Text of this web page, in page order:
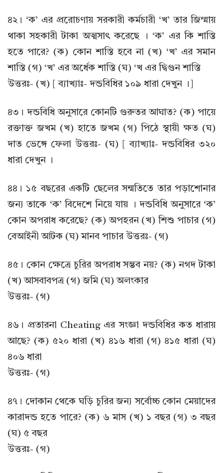
৪২। ‘ক’ এর প্ররোচণায় সরকারী কর্মচারী ‘খ’ তার জিম্মায়
থাকা সহকারী টাকা অত্মসাৎ করেছে । ‘ক’ এর কি শাস্তি
হতে পারে? (ক) কোন শাস্তি হবে না (খ) ‘খ’ এর সমান
শাস্তি (গ) ‘খ’ এর অর্ধেক শাস্তি (ঘ) ‘খ এর দ্বিগুন শাস্তি
উত্তরঃ- (খ) [ ব্যাখ্যাঃ- দন্ডবিধির ১০৯ ধারা দেখুন ।]
৪৩। দন্ডবিধি অনুসারে কোনটি গুরুতর আঘাত? (ক) পায়ে
রক্তাক্ত জখম (খ) হাতে জখম (গ) পিঠে স্থায়ী ক্ষত (ঘ)
দাত ভেঙ্গে ফেলা উত্তরঃ- (ঘ) [ ব্যাখ্যাঃ- দন্ডবিধির ৩২০
ধারা দেখুন ।
৪৪। ১৫ বছরের একটি ছেলের সন্মতিতে তার পড়াশোনার
জন্য তাকে ‘ক’ বিদেশে নিয়ে যায় । দন্ডবিধি অনুসারে ‘ক’
কোন অপরাধ করেছে? (ক) অপহরন (খ) শিশু পাচার (গ)
বেআইনী আটক (ঘ) মানব পাচার উত্তরঃ- (গ)
৪৫। কোন ক্ষেত্রে চুরির অপরাধ সম্ভব নয়? (ক) নগদ টাকা
(খ) আসবাবপত্র (গ) জমি (ঘ) অলংকার
উত্তরঃ- (গ)
৪৬। প্রতারনা Cheating এর সংজ্ঞা দন্ডবিধির কত ধারায়
আছে? (ক) ৫২০ ধারা (খ) ৪১৬ ধারা (গ) ৪১৫ ধারা (ঘ)
৪০৬ ধারা
উত্তরঃ- (গ)
৪৭। দোকান থেকে ঘড়ি চুরির জন্য সর্বোচ্চ কোন মেয়াদের
কারাদন্ড হতে পারে? (ক) ৬ মাস (খ) ১ বছর (গ) ৩ বছর
(ঘ) ৫ বছর
উত্তরঃ- (গ)